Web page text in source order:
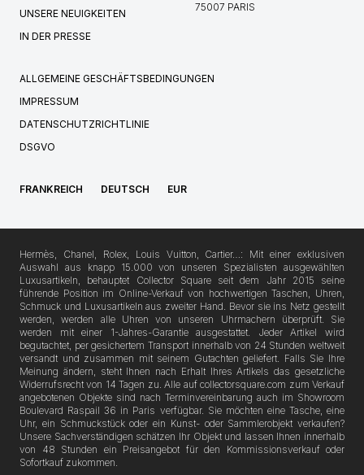
UNSERE NEUIGKEITEN
IN DER PRESSE
75007 PARIS
ALLGEMEINE GESCHÄFTSBEDINGUNGEN
IMPRESSUM
DATENSCHUTZRICHTLINIE
DSGVO
FRANKREICH DEUTSCH EUR
Hermès, Chanel, Rolex, Louis Vuitton, Cartier…: Mit einer exklusiven
Auswahl aus knapp 15.000 von unseren Spezialisten ausgewählten
Luxusartikeln, behauptet Collector Square seit dem Jahr 2015 seine
führende Position im Online-Verkauf von hochwertigen Taschen, Uhren,
Schmuck und Luxusartikeln aus zweiter Hand. Bevor sie ins Netz gestellt
werden, werden alle Uhren von unseren Uhrmachern überprüft. Sie
werden mit einer 1-Jahres-Garantie ausgestattet. Jeder Artikel wird
begutachtet, per gesichertem Transport innerhalb von 24 Stunden weltweit
versandt und zusammen mit seinem Gutachten geliefert. Falls Sie Ihre
Meinung ändern, steht Ihnen nach Erhalt Ihres Artikels das gesetzliche
Widerrufsrecht von 14 Tagen zu. Alle auf collectorsquare.com zum Verkauf
angebotenen Objekte sind nach Terminvereinbarung auch im Showroom
Boulevard Raspail 36 in Paris verfügbar. Sie möchten eine Tasche, eine
Uhr, ein Schmuckstück oder ein Kunst- oder Sammlerobjekt verkaufen?
Unsere Sachverständigen schätzen Ihr Objekt und lassen Ihnen innerhalb
von 48 Stunden ein Preisangebot für den Kommissionsverkauf oder
Sofortkauf zukommen.